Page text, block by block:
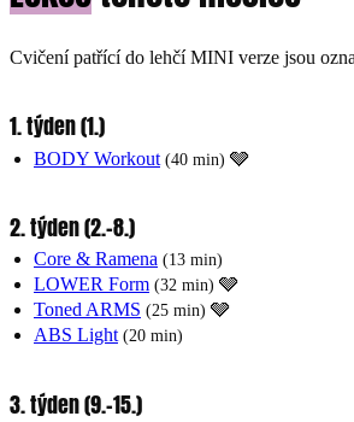
Cvičení patřící do lehčí MINI verze jsou
1. týden (1.)
BODY Workout (40 min) ‍🩶
2. týden (2.-8.)
Core & Ramena (13 min)
LOWER Form (32 min) ‍🩶
Toned ARMS (25 min) ‍🩶
ABS Light (20 min)
3. týden (9.-15.)